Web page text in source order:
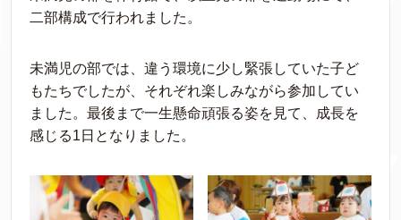
二部構成で行われました。
未満児の部では、違う環境に少し緊張していた子ど
もたちでしたが、それぞれ楽しみながら参加してい
ました。最後まで一生懸命頑張る姿を見て、成長を
感じる1日となりました。